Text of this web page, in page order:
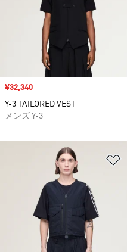
セール価格
¥32,340
Y-3 TAILORED VEST
メンズ Y-3